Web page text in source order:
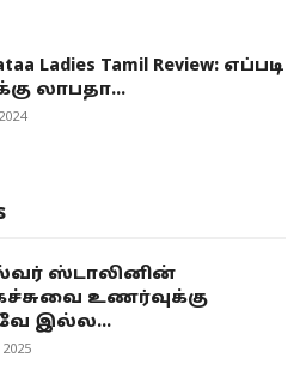
Ladies Tamil Review: எப்படி
லாபதா...
ஸ்டாலினின்
உணர்வுக்கு
இல்ல...